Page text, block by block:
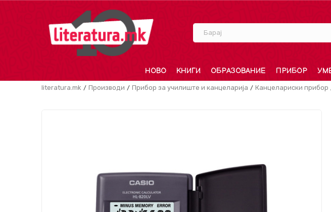
Барај
НОВО КНИГИ ОБРАЗОВАНИЕ ПРИБОР
literatura.mk Производи Прибор за училиште и канцеларија Канцелариски прибор